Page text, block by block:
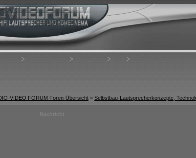
VIDEO FORUM Foren-Übersicht » Selbstbau-Lautsprecherkonzepte,